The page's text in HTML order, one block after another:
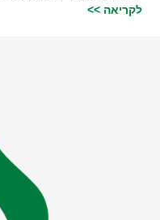
לקריאה >>